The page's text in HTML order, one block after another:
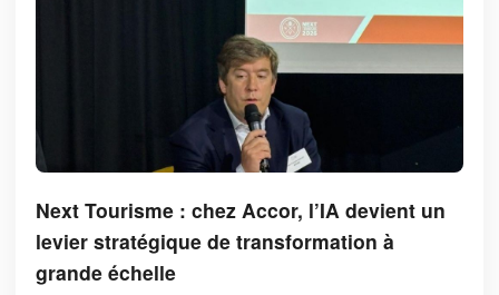
Next Tourisme : chez Accor, l’IA devient un
levier stratégique de transformation à
grande échelle